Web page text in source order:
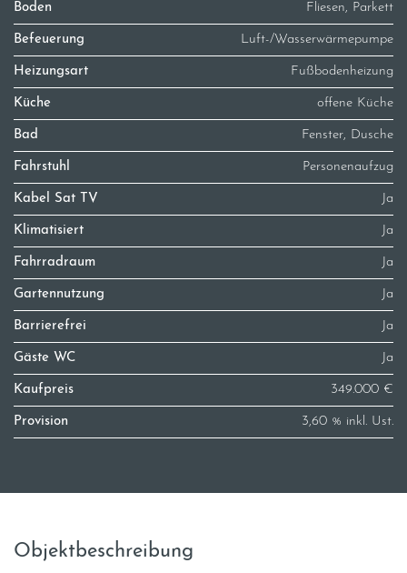
Boden Fliesen, Parkett
Befeuerung Luft-/Wasserwärmepumpe
Heizungsart Fußbodenheizung
Küche offene Küche
Bad Fenster, Dusche
Fahrstuhl Personenaufzug
Kabel Sat TV Ja
Klimatisiert Ja
Fahrradraum Ja
Gartennutzung Ja
Barrierefrei Ja
Gäste WC Ja
Kaufpreis 349.000 €
Provision 3,60 % inkl. Ust.
Objektbeschreibung